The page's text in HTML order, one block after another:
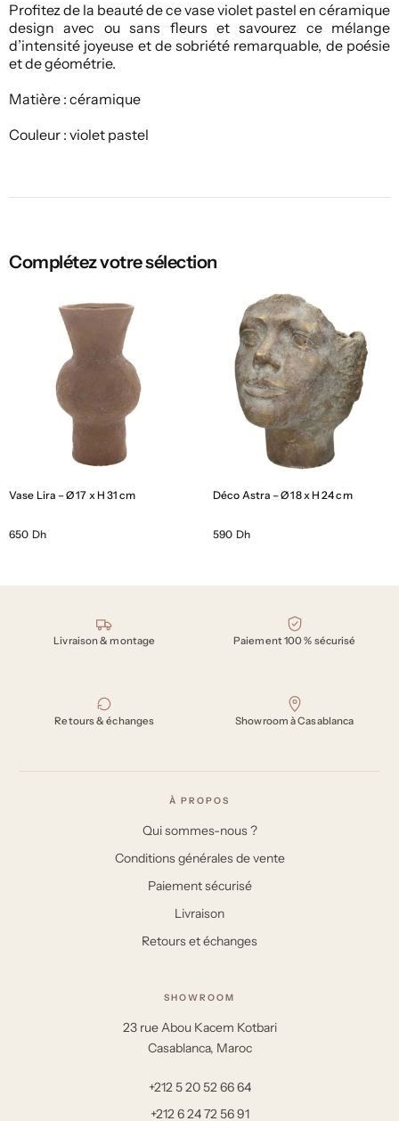
Profitez de la beauté de ce vase violet pastel en céramique
design avec ou sans fleurs et savourez ce mélange
d’intensité joyeuse et de sobriété remarquable, de poésie
et de géométrie.
Matière : céramique
Couleur : violet pastel
Complétez votre sélection
Vase Lira – Ø 17 x H 31 cm
650 Dh
Déco Astra – Ø 18 x H 24 cm
590 Dh
Nos engagements
Livraison & montage Paiement 100 % sécurisé
Retours & échanges Showroom à Casablanca
À PROPOS
Qui sommes-nous ?
Conditions générales de vente
Paiement sécurisé
Livraison
Retours et échanges
SHOWROOM
23 rue Abou Kacem Kotbari
Casablanca, Maroc
+212 5 20 52 66 64
+212 6 24 72 56 91